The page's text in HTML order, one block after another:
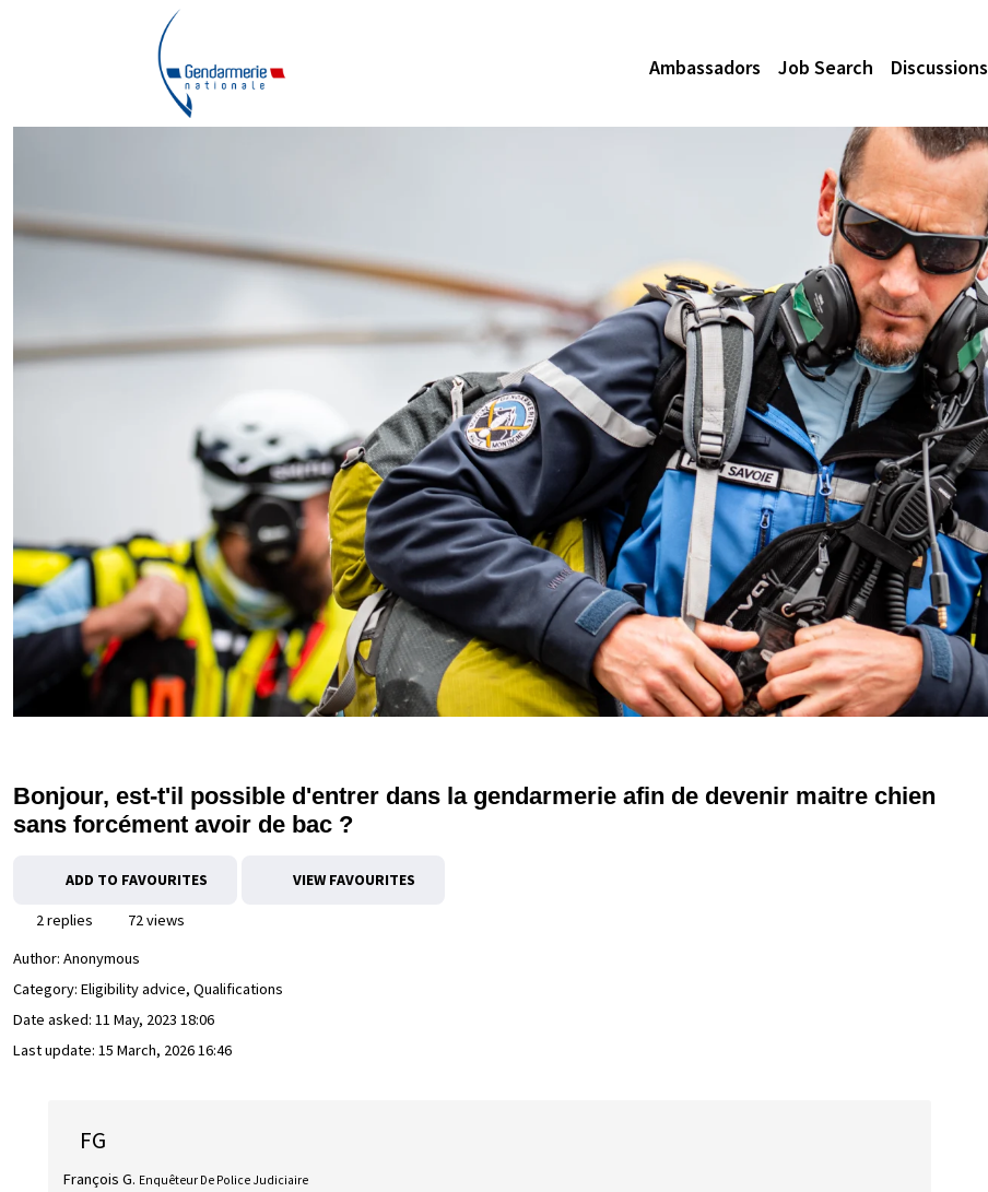
Ambassadors Job Search Discussions
Bonjour, est-t'il possible d'entrer dans la gendarmerie afin de devenir maitre chien
sans forcément avoir de bac ?
ADD TO FAVOURITES VIEW FAVOURITES
2 replies
72 views
Author: Anonymous
Category: Eligibility advice, Qualifications
Date asked: 11 May, 2023 18:06
Last update: 15 March, 2026 16:46
FG
François G. Enquêteur De Police Judiciaire